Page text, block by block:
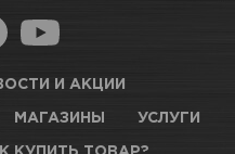
товара
И АКЦИИ
МАГАЗИНЫ УСЛУГИ
КУПИТЬ ТОВАР?